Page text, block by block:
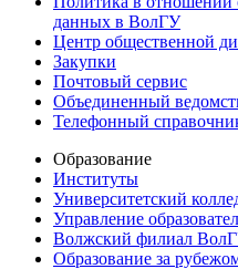
данных в ВолГУ
Центр общественной
Закупки
Почтовый сервис
Объединенный
Телефонный
Образование
Институты
Университетский
Управление
Волжский филиал
Образование за